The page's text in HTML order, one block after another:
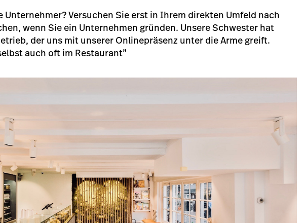
Unternehmer? Versuchen Sie erst in Ihrem direkten Umfeld nach
wenn Sie ein Unternehmen gründen. Unsere Schwester hat
der uns mit unserer Onlinepräsenz unter die Arme greift.
auch oft im Restaurant”